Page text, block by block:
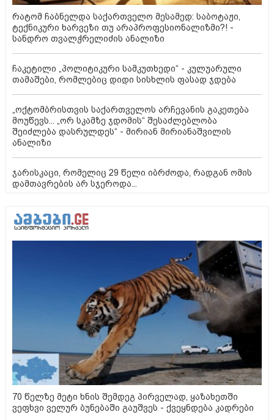
რატომ ჩაბნელდა საქართველო მესამედ: საბოტაჟი,
ტექნიკური ხარვეზი თუ არაპროფესიონალიზმი?! -
სანდრო თვალჭრელიძის ანალიზი
ჩაკეტილი „პოლიტიკური სამკუთხედი“ - კულუარული
თამაშები, რომლებიც დიდი სისხლის ფასად ჯდება
„ოქტომბრისთვის საქართველოს არჩევანის გაკეთება
მოუწევს... „ორ სკამზე ჯდომის“ შესაძლებლობა
შეიძლება დასრულდეს“ - მირიან მირიანაშვილის
ანალიზი
ჯარისკაცი, რომელიც 29 წელი იბრძოდა, რადგან ომის
დამთავრების არ სჯეროდა...
70 წელზე მეტი ხნის შემდეგ პირველად, ყაზახეთში
ვეფხვი ველურ ბუნებაში გაუშვეს - ქვეყნდება კადრები